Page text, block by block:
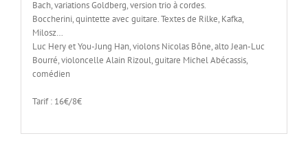
Bach, variations Goldberg, version trio à cordes.
Boccherini, quintette avec guitare. Textes de Rilke, Kafka,
Milosz…
Luc Hery et You-Jung Han, violons Nicolas Bône, alto Jean-Luc
Bourré, violoncelle Alain Rizoul, guitare Michel Abécassis,
comédien
Tarif : 16€/8€